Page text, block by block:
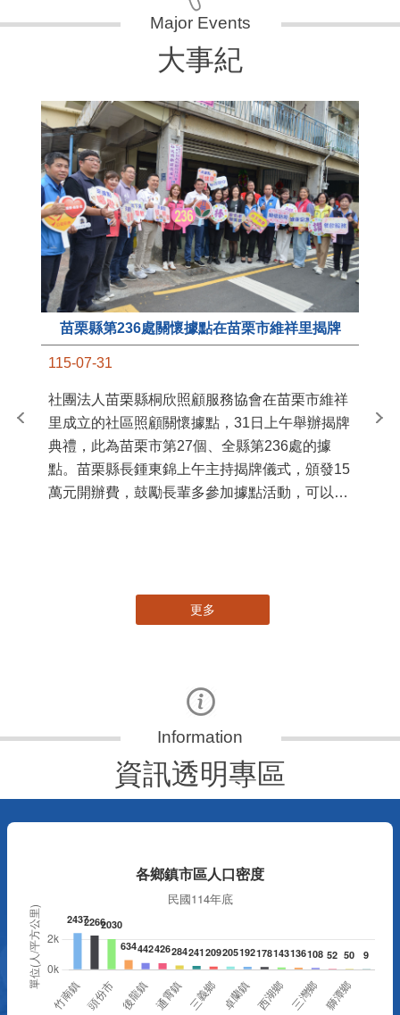
大事紀
苗栗縣第236處關懷據點在苗栗市維祥里揭牌
115-07-31
社團法人苗栗縣桐欣照顧服務協會在苗栗市維祥
里成立的社區照顧關懷據點，31日上午舉辦揭牌
典禮，此為苗栗市第27個、全縣第236處的據
點。苗栗縣長鍾東錦上午主持揭牌儀式，頒發15
萬元開辦費，鼓勵長輩多參加據點活動，可以更
苗
更多
資訊透明專區